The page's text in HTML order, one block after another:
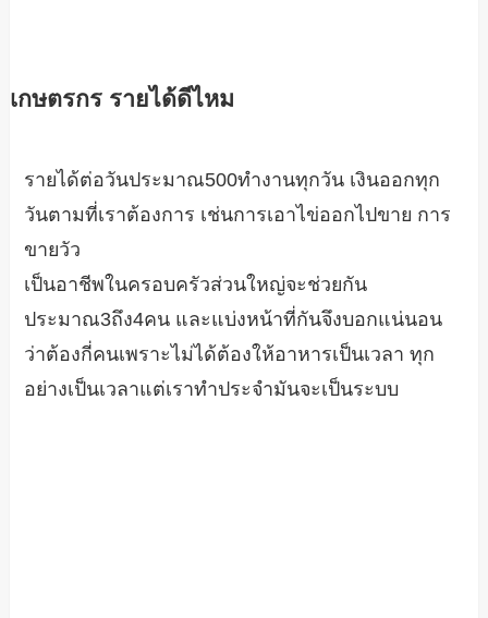
เกษตรกร รายได้ดีไหม
รายได้ต่อวันประมาณ500ทำงานทุกวัน เงินออกทุก
วันตามที่เราต้องการ เช่นการเอาไข่ออกไปขาย การ
ขายวัว
เป็นอาชีพในครอบครัวส่วนใหญ่จะช่วยกัน
ประมาณ3ถึง4คน และแบ่งหน้าที่กันจึงบอกแน่นอน
ว่าต้องกี่คนเพราะไม่ได้ต้องให้อาหารเป็นเวลา ทุก
อย่างเป็นเวลาแต่เราทำประจำมันจะเป็นระบบ